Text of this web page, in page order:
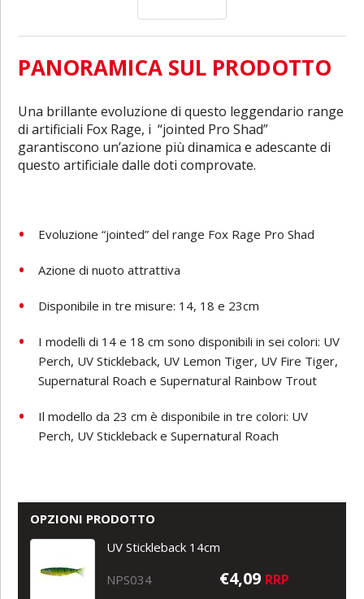
PANORAMICA SUL PRODOTTO
Una brillante evoluzione di questo leggendario range
di artificiali Fox Rage, i “jointed Pro Shad”
garantiscono un’azione più dinamica e adescante di
questo artificiale dalle doti comprovate.
Evoluzione “jointed” del range Fox Rage Pro Shad
Azione di nuoto attrattiva
Disponibile in tre misure: 14, 18 e 23cm
I modelli di 14 e 18 cm sono disponibili in sei colori: UV
Perch, UV Stickleback, UV Lemon Tiger, UV Fire Tiger,
Supernatural Roach e Supernatural Rainbow Trout
Il modello da 23 cm è disponibile in tre colori: UV
Perch, UV Stickleback e Supernatural Roach
OPZIONI PRODOTTO
UV Stickleback 14cm
NPS034
€4,09 RRP